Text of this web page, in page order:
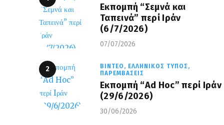
Εκπομπή “Σεμνά και
Ταπεινά” περί Ιράν
(6/7/2026)
07/07/2026
ΒΊΝΤΕΟ, ΕΛΛΗΝΙΚΌΣ ΤΎΠΟΣ,
ΠΑΡΕΜΒΆΣΕΙΣ
Εκπομπή “Ad Hoc” περί Iράν
(29/6/2026)
30/06/2026